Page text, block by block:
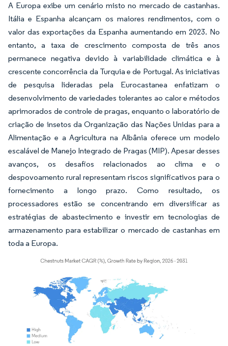
A Europa exibe um cenário misto no mercado de castanhas.
Itália e Espanha alcançam os maiores rendimentos, com o
valor das exportações da Espanha aumentando em 2023. No
entanto, a taxa de crescimento composta de três anos
permanece negativa devido à variabilidade climática e à
crescente concorrência da Turquia e de Portugal. As iniciativas
de pesquisa lideradas pela Eurocastanea enfatizam o
desenvolvimento de variedades tolerantes ao calor e métodos
aprimorados de controle de pragas, enquanto o laboratório de
criação de insetos da Organização das Nações Unidas para a
Alimentação e a Agricultura na Albânia oferece um modelo
escalável de Manejo Integrado de Pragas (MIP). Apesar desses
avanços, os desafios relacionados ao clima e o
despovoamento rural representam riscos significativos para o
fornecimento a longo prazo. Como resultado, os
processadores estão se concentrando em diversificar as
estratégias de abastecimento e investir em tecnologias de
armazenamento para estabilizar o mercado de castanhas em
toda a Europa.